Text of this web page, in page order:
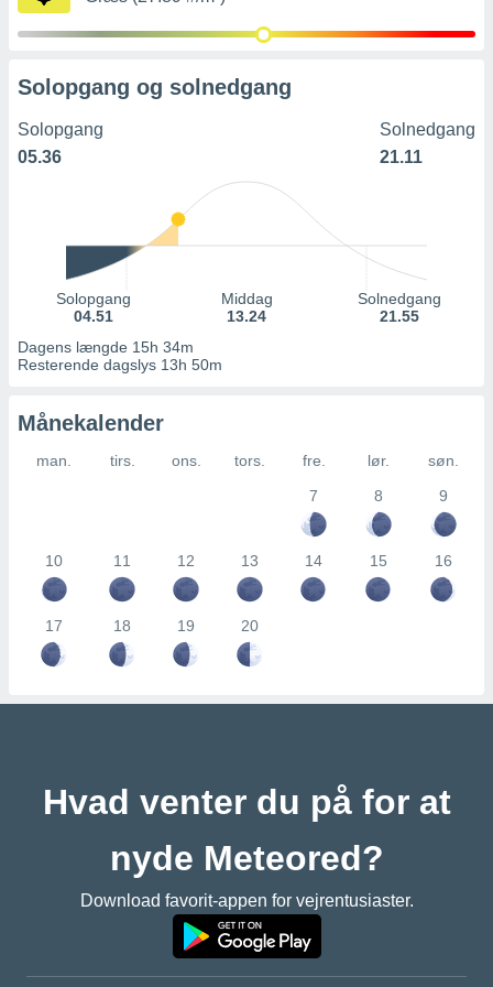
Solopgang og solnedgang
Solopgang
05.36
Solnedgang
21.11
Solopgang
04.51
Middag
13.24
Solnedgang
21.55
Dagens længde 15h 34m
Resterende dagslys 13h 50m
Månekalender
man. tirs. ons. tors. fre. lør.
søn.
7
8 9
10 11 12 13 14 15 16
17 18 19 20
Hvad venter du på for at
nyde Meteored?
Download favorit-appen for vejrentusiaster.